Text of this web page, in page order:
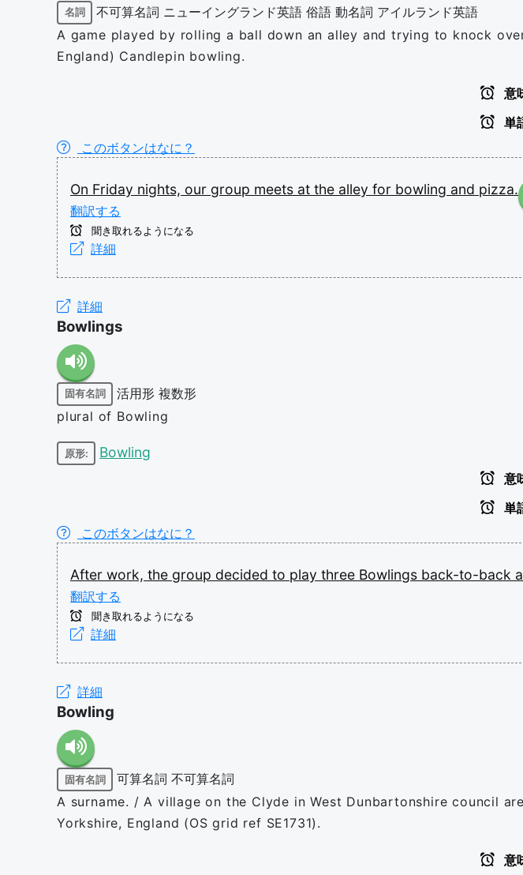
名詞 不可算名詞 ニューイングランド英語 俗語 動名詞 アイルランド英語
A game played by rolling a ball down an alley and trying to knock
England) Candlepin bowling.
意
単
このボタンはなに？
On Friday nights, our group meets at the alley for bowling and pizza.
翻訳する
聞き取れるようになる
詳細
詳細
Bowlings
固有名詞 活用形 複数形
plural of Bowling
原形: Bowling
意
単
このボタンはなに？
After work, the group decided to play three Bowlings back-to-back
翻訳する
聞き取れるようになる
詳細
詳細
Bowling
固有名詞 可算名詞 不可算名詞
A surname. / A village on the Clyde in West Dunbartonshire council
Yorkshire, England (OS grid ref SE1731).
意